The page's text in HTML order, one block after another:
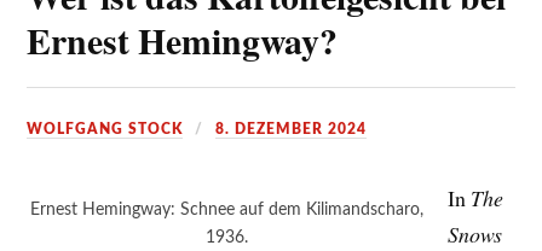
Ernest Hemingway?
WOLFGANG STOCK 8. DEZEMBER 2024
Ernest Hemingway: Schnee auf dem Kilimandscharo,
1936.
In The
Snows